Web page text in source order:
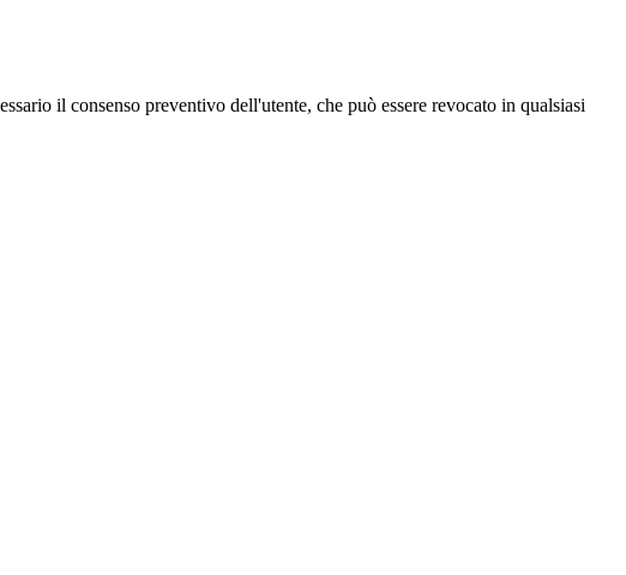
il consenso preventivo dell'utente, che può essere revocato in qualsiasi